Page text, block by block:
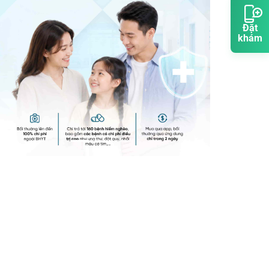
Đặt
khám